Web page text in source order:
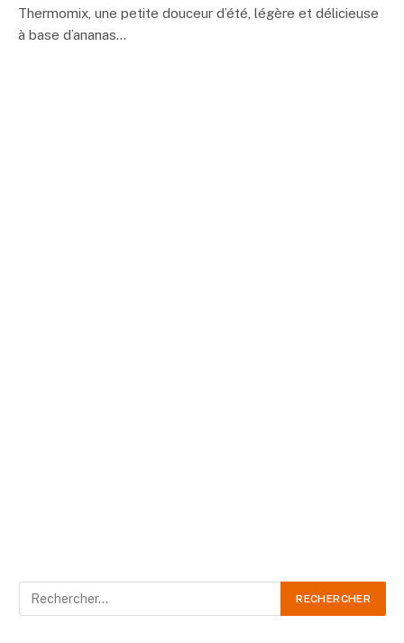
Thermomix, une petite douceur d’été, légère et délicieuse
à base d’ananas…